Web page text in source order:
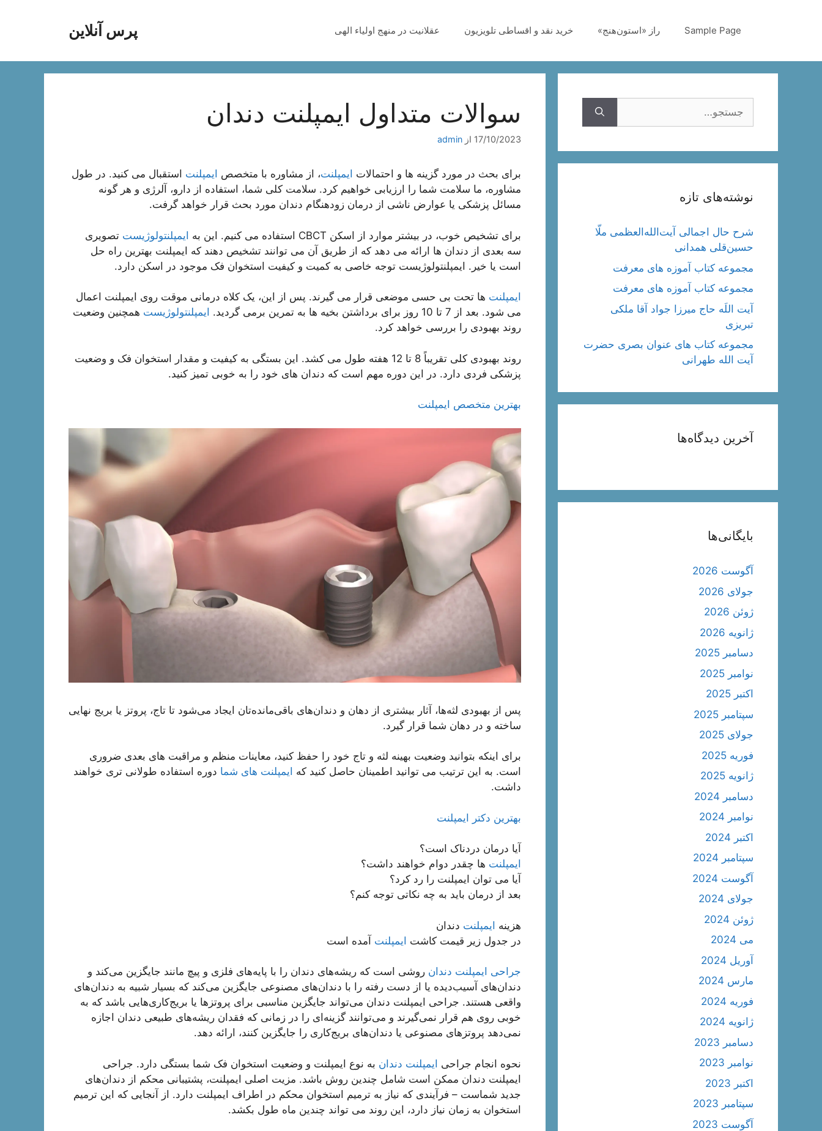
پرس آنلاین Sample Page راز «استون‌هنج» خرید نقد و اقساطی تلویزیون عقلانیت در منهج اولیاء الهی
سوالات متداول ایمپلنت دندان
17/10/2023 از admin
برای بحث در مورد گزینه ها و احتمالات ایمپلنت، از مشاوره با متخصص ایمپلنت استقبال می کنید. در طول
مشاوره، ما سلامت شما را ارزیابی خواهیم کرد. سلامت کلی شما، استفاده از دارو، آلرژی و هر گونه
مسائل پزشکی یا عوارض ناشی از درمان زودهنگام دندان مورد بحث قرار خواهد گرفت.
برای تشخیص خوب، در بیشتر موارد از اسکن CBCT استفاده می کنیم. این به ایمپلنتولوژیست تصویری
سه بعدی از دندان ها ارائه می دهد که از طریق آن می توانند تشخیص دهند که ایمپلنت بهترین راه حل
است یا خیر. ایمپلنتولوژیست توجه خاصی به کمیت و کیفیت استخوان فک موجود در اسکن دارد.
ایمپلنت ها تحت بی حسی موضعی قرار می گیرند. پس از این، یک کلاه درمانی موقت روی ایمپلنت اعمال
می شود. بعد از 7 تا 10 روز برای برداشتن بخیه ها به تمرین برمی گردید.
ایمپلنتولوژیست همچنین وضعیت
روند بهبودی را بررسی خواهد کرد.
روند بهبودی کلی تقریباً 8 تا 12 هفته طول می کشد. این بستگی به کیفیت و مقدار استخوان فک و وضعیت
پزشکی فردی دارد. در این دوره مهم است که دندان های خود را به خوبی تمیز کنید.
بهترین متخصص ایمپلنت
پس از بهبودی لثه‌ها، آثار بیشتری از دهان و دندان‌های باقی‌مانده‌تان ایجاد می‌شود تا تاج، پروتز یا بریج نهایی
ساخته و در دهان شما قرار گیرد.
برای اینکه بتوانید وضعیت بهینه لثه و تاج خود را حفظ کنید، معاینات منظم و مراقبت های بعدی ضروری
است. به این ترتیب می توانید اطمینان حاصل کنید که ایمپلنت های شما دوره استفاده طولانی تری خواهند
داشت.
بهترین دکتر ایمپلنت
آیا درمان دردناک است؟
ایمپلنت ها چقدر دوام خواهند داشت؟
آیا می توان ایمپلنت را رد کرد؟
بعد از درمان باید به چه نکاتی توجه کنم؟
هزینه ایمپلنت دندان
در جدول زیر قیمت کاشت ایمپلنت آمده است
جراحی ایمپلنت دندان روشی است که ریشه‌های دندان را با پایه‌های فلزی و پیچ مانند جایگزین می‌کند و
دندان‌های آسیب‌دیده یا از دست رفته را با دندان‌های مصنوعی جایگزین می‌کند که بسیار شبیه به دندان‌های
واقعی هستند. جراحی ایمپلنت دندان می‌تواند جایگزین مناسبی برای پروتزها یا بریج‌کاری‌هایی باشد که به
خوبی روی هم قرار نمی‌گیرند و می‌توانند گزینه‌ای را در زمانی که فقدان ریشه‌های طبیعی دندان اجازه
نمی‌دهد پروتزهای مصنوعی یا دندان‌های بریج‌کاری را جایگزین کنند، ارائه دهد.
نحوه انجام جراحی ایمپلنت دندان به نوع ایمپلنت و وضعیت استخوان فک شما بستگی دارد. جراحی
ایمپلنت دندان ممکن است شامل چندین روش باشد. مزیت اصلی ایمپلنت، پشتیبانی محکم از دندان‌های
جدید شماست – فرآیندی که نیاز به ترمیم استخوان محکم در اطراف ایمپلنت دارد. از آنجایی که این ترمیم
استخوان به زمان نیاز دارد، این روند می تواند چندین ماه طول بکشد.
نوشته‌های تازه
شرح حال اجمالی آیت‌الله‌العظمی ملّا
حسین‌قلی همدانی
مجموعه کتاب آموزه های معرفت
مجموعه کتاب آموزه های معرفت
آیت اللَه حاج میرزا جواد آقا ملکی
تبریزی
مجموعه کتاب های عنوان بصری حضرت
آیت الله طهرانی
آخرین دیدگاه‌ها
بایگانی‌ها
آگوست 2026
جولای 2026
ژوئن 2026
ژانویه 2026
دسامبر 2025
نوامبر 2025
اکتبر 2025
سپتامبر 2025
جولای 2025
فوریه 2025
ژانویه 2025
دسامبر 2024
نوامبر 2024
اکتبر 2024
سپتامبر 2024
آگوست 2024
جولای 2024
ژوئن 2024
می 2024
آوریل 2024
مارس 2024
فوریه 2024
ژانویه 2024
دسامبر 2023
نوامبر 2023
اکتبر 2023
سپتامبر 2023
آگوست 2023